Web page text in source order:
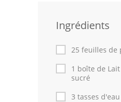
Fêtes Religieuses
Chefs
Forum
Thèmes
Ingrédients
25 feuilles de
1 boîte de
sucré
3 tasses d'eau